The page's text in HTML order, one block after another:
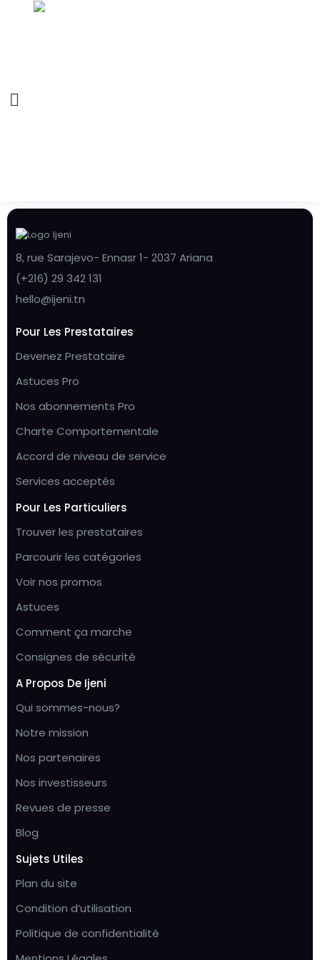
8, rue Sarajevo- Ennasr 1- 2037 Ariana
(+216) 29 342 131
hello@ijeni.tn
Pour Les Prestataires
Devenez Prestataire
Astuces Pro
Nos abonnements Pro
Charte Comportementale
Accord de niveau de service
Services acceptés
Pour Les Particuliers
Trouver les prestataires
Parcourir les catégories
Voir nos promos
Astuces
Comment ça marche
Consignes de sécurité
A Propos De Ijeni
Qui sommes-nous?
Notre mission
Nos partenaires
Nos investisseurs
Revues de presse
Blog
Sujets Utiles
Plan du site
Condition d’utilisation
Politique de confidentialité